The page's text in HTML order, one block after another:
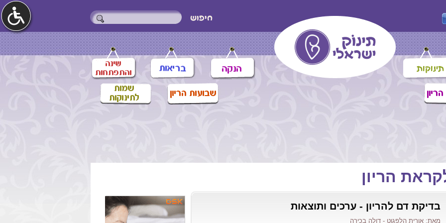
הריון
בדיקת דם להריון - ערכים ותוצאות
מאת: אורית הלפגוט - דולה בכירה